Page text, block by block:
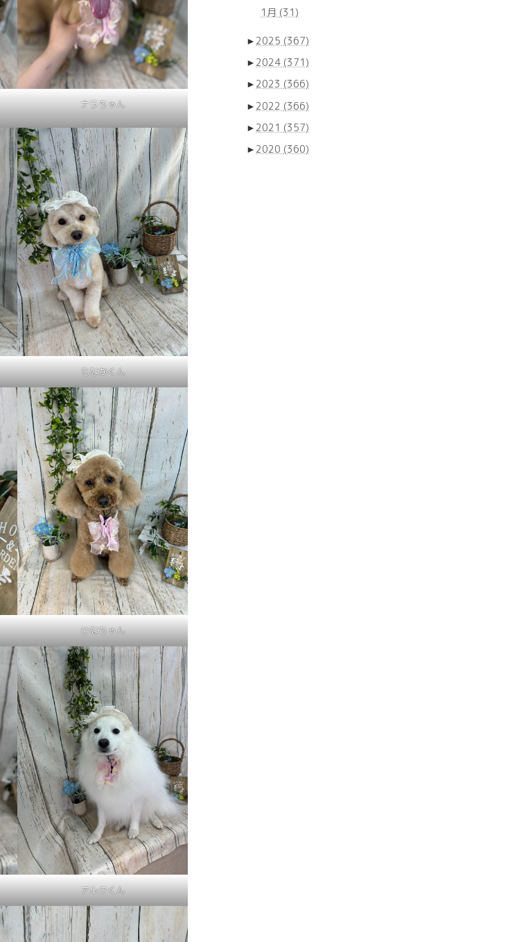
ナラちゃん
もなかくん
ひなちゃん
アルクくん
1月 (31)
► 2025 (367)
► 2024 (371)
► 2023 (366)
► 2022 (366)
► 2021 (357)
► 2020 (360)